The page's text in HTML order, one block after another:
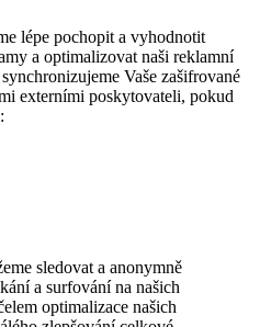
lépe pochopit a vyhodnotit
a optimalizovat naši reklamní
Vaše zašifrované
externími poskytovateli, pokud
sledovat a anonymně
a surfování na našich
optimalizace našich